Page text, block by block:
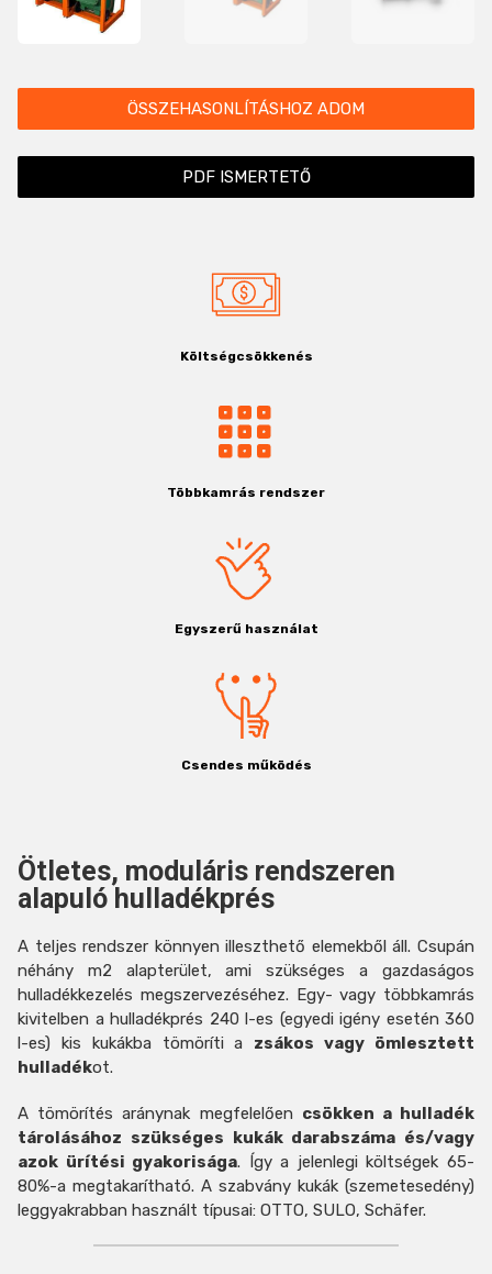
Ötletes, moduláris rendszeren
alapuló hulladékprés
A teljes rendszer könnyen illeszthető elemekből áll. Csupán
néhány m2 alapterület, ami szükséges a gazdaságos
hulladékkezelés megszervezéséhez. Egy- vagy többkamrás
kivitelben a hulladékprés 240 l-es (egyedi igény esetén 360
l-es) kis kukákba tömöríti a zsákos vagy ömlesztett
hulladékot.
A tömörítés aránynak megfelelően csökken a hulladék
tárolásához szükséges kukák darabszáma és/vagy
azok ürítési gyakorisága. Így a jelenlegi költségek 65-
80%-a megtakarítható. A szabvány kukák (szemetesedény)
leggyakrabban használt típusai: OTTO, SULO, Schäfer.
ÖSSZEHASONLÍTÁSHOZ ADOM
PDF ISMERTETŐ
Költségcsökkenés
Többkamrás rendszer
Egyszerű használat
Csendes működés